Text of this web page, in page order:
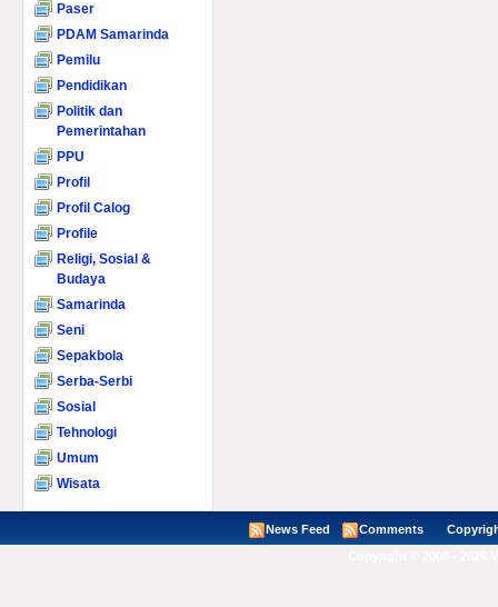
Paser
PDAM Samarinda
Pemilu
Pendidikan
Politik dan
Pemerintahan
PPU
Profil
Profil Calog
Profile
Religi, Sosial &
Budaya
Samarinda
Seni
Sepakbola
Serba-Serbi
Sosial
Tehnologi
Umum
Wisata
News Feed Comments Copyright